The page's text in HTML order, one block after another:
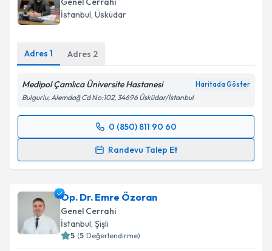
İstanbul, Üsküdar
Adres 1 Adres 2
Medipol Çamlıca Üniversite Hastanesi Haritada Göster
Bulgurlu, Alemdağ Cd No:102, 34696 Üsküdar/İstanbul
0 (850) 811 90 60
Randevu Talep Et
Randevu Takvimi Talebi
takvim hazırlandığında e-posta ile bilgilendireceğiz.
E-posta Adresiniz
Op. Dr. Emre Özoran
Genel Cerrahi
İstanbul, Şişli
5 (5 Değerlendirme)